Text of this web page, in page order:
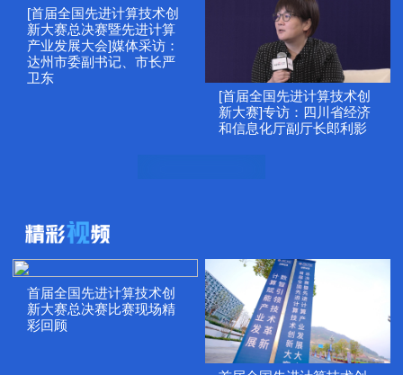
[首届全国先进计算技术创
新大赛总决赛暨先进计算
产业发展大会]媒体采访：
达州市委副书记、市长严
卫东
[首届全国先进计算技术创
新大赛]专访：四川省经济
和信息化厅副厅长郎利影
首届全国先进计算技术创
新大赛总决赛比赛现场精
彩回顾